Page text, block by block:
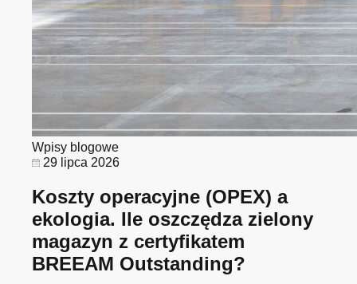
Wpisy blogowe
29 lipca 2026
Koszty operacyjne (OPEX) a
ekologia. Ile oszczędza zielony
magazyn z certyfikatem
BREEAM Outstanding?